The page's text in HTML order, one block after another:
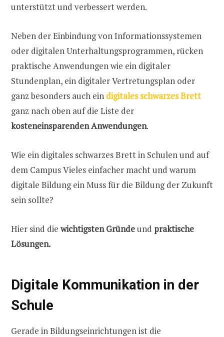
unterstützt und verbessert werden.
Neben der Einbindung von Informationssystemen
oder digitalen Unterhaltungsprogrammen, rücken
praktische Anwendungen wie ein digitaler
Stundenplan, ein digitaler Vertretungsplan oder
ganz besonders auch ein digitales schwarzes Brett
ganz nach oben auf die Liste der
kosteneinsparenden Anwendungen.
Wie ein digitales schwarzes Brett in Schulen und auf
dem Campus Vieles einfacher macht und warum
digitale Bildung ein Muss für die Bildung der Zukunft
sein sollte?
Hier sind die wichtigsten Gründeund praktische
Lösungen.
Digitale Kommunikation in der
Schule
Gerade in Bildungseinrichtungen ist die